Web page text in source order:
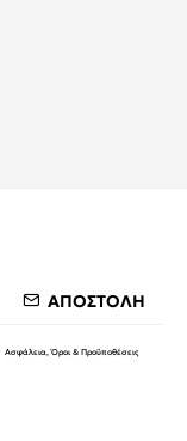
ΑΠΟΣΤΟΛΗ
Ασφάλεια, Όροι & Προϋποθέσεις